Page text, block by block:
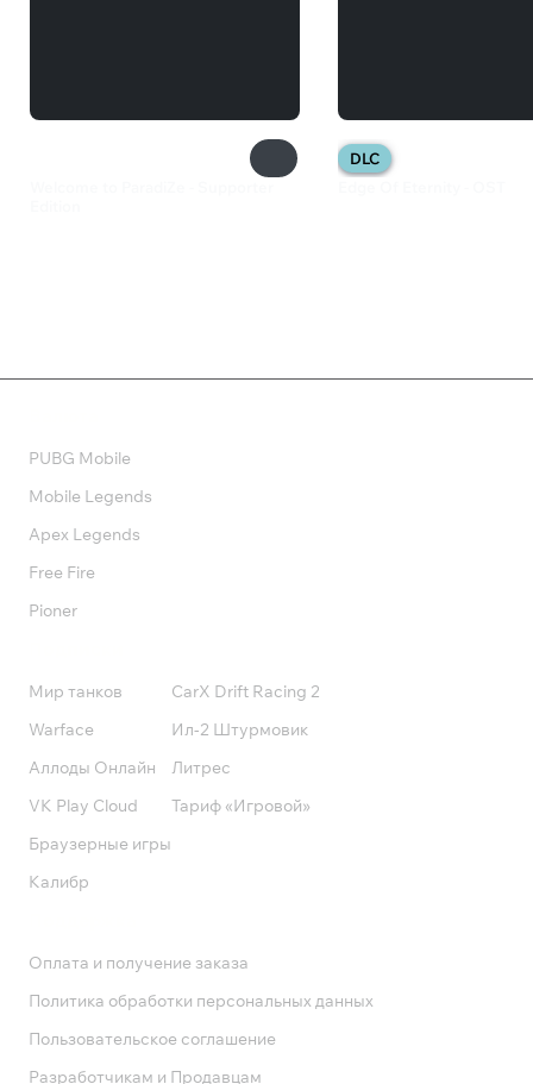
DLC
PUBG Mobile
Mobile Legends
Apex Legends
Free Fire
Pioner
Мир танков
Warface
Аллоды Онлайн
VK Play Cloud
Браузерные игры
Калибр
CarX Drift Racing 2
Ил-2 Штурмовик
Литрес
Тариф «Игровой»
Оплата и получение заказа
Политика обработки персональных данных
Пользовательское соглашение
Разработчикам и Продавцам